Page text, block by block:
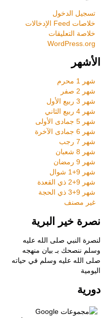
تسجيل الدخول
خلاصات Feed الإدخالات
خلاصة التعليقات
WordPress.org
الأشهر
شهر 1 محرم
شهر 2 صفر
شهر 3 ربيع الأول
شهر 4 ربيع الثاني
شهر 5 جمادى الأولى
شهر 6 جمادى الآخرة
شهر 7 رجب
شهر 8 شعبان
شهر 9 رمضان
شهر 9+1 شوال
شهر 9+2 ذي القعدة
شهر 9+3 ذي الحجة
غير مصنف
نصرة خير البرية
لنصرة النبي صلى الله عليه
وسلم ننصحك بـ‌بيان منهجه
صلى الله عليه وسلم في حياته
اليومية
دورية